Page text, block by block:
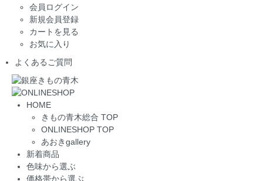
会員ログイン
新規会員登録
カートを見る
お気に入り
よくあるご質問
HOME
きもの青木総合 TOP
ONLINESHOP TOP
あおきgallery
新着商品
色味から選ぶ
価格帯から選ぶ